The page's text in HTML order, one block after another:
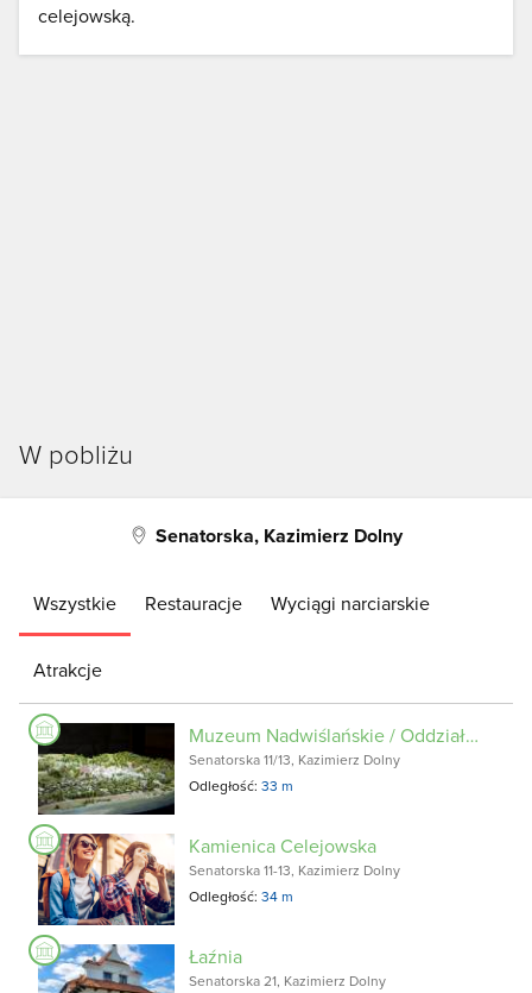
celejowską.
W pobliżu
Senatorska, Kazimierz Dolny
Wszystkie Restauracje Wyciągi narciarskie
Atrakcje
Muzeum Nadwiślańskie / Oddział Kamienica Celejowska
Senatorska 11/13, Kazimierz Dolny
Odległość:33 m
Kamienica Celejowska
Senatorska 11-13, Kazimierz Dolny
Odległość:34 m
Łaźnia
Senatorska 21, Kazimierz Dolny